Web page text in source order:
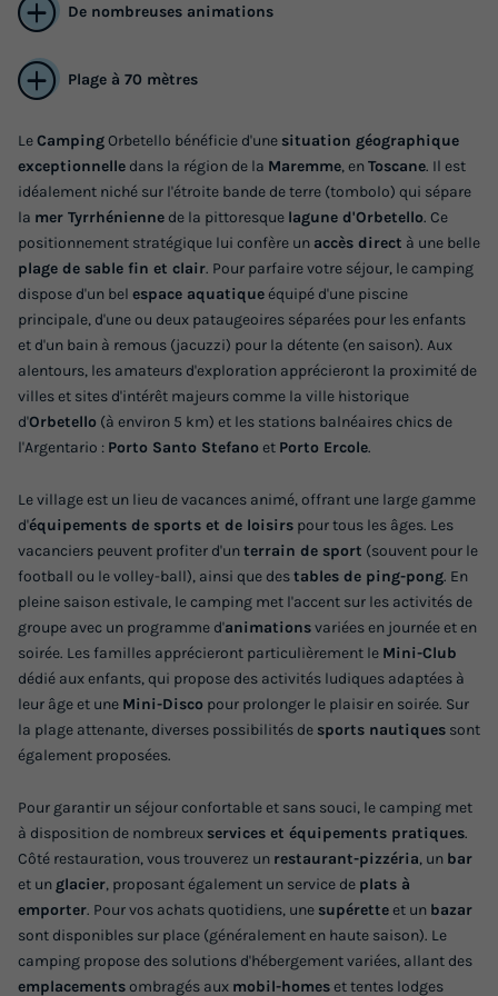
MOBILHOME 4 personnes - Lodge Superior
Plus
Annulation gratuite
Surface
30m²
Adultes
4
Chambres
2
Salle de bain
Terrasse couverte Cafetière Réfrigérateur Salon de jardin
Micro-ondes
MOBILHOME 4 personnes - Lodge Superior Plus
du 13/09/2026 au
Meilleur prix pour 7 nuits
Modifier les dates
690 €
Voir les logements
MOBILHOME 4 personnes - Lodge Deluxe
Annulation gratuite
Surface Adultes Chambres Salle de bain
De nombreuses animations
Plage à 70 mètres
LeCampingOrbetello bénéficie d'une situation géographique
exceptionnelle dans la région de la Maremme, enToscane. Il est
idéalement niché sur l'étroite bande de terre (tombolo) qui sépare
la mer Tyrrhénienne de la pittoresque lagune d'Orbetello. Ce
positionnement stratégique lui confère un accès direct à une belle
plage de sable fin et clair. Pour parfaire votre séjour, le camping
dispose d'un bel espace aquatiqueéquipé d'une piscine
principale, d'une ou deux pataugeoires séparées pour les enfants
et d'un bain à remous (jacuzzi) pour la détente (en saison). Aux
alentours, les amateurs d'exploration apprécieront la proximité de
villes et sites d'intérêt majeurs comme la ville historique
d'Orbetello (à environ 5 km) et les stations balnéaires chics de
l'Argentario : Porto Santo Stefanoet Porto Ercole.
Le village est un lieu de vacances animé, offrant une large gamme
d'équipements de sports et de loisirs pour tous les âges. Les
vacanciers peuvent profiter d'unterrain de sport (souvent pour le
football ou le volley-ball), ainsi que destables de ping-pong. En
pleine saison estivale, le camping met l'accent sur les activités de
groupe avec un programme d'animationsvariées en journée et en
soirée. Les familles apprécieront particulièrement le Mini-Club
dédié aux enfants, qui propose des activités ludiques adaptées à
leur âge et une Mini-Disco pour prolonger le plaisir en soirée. Sur
la plage attenante, diverses possibilités de sports nautiques sont
également proposées.
Pour garantir un séjour confortable et sans souci, le camping met
à disposition de nombreux services et équipements pratiques.
Côté restauration, vous trouverez un restaurant-pizzéria, un bar
et un glacier, proposant également un service de plats à
emporter. Pour vos achats quotidiens, une supéretteet un bazar
sont disponibles sur place (généralement en haute saison). Le
camping propose des solutions d'hébergement variées, allant des
emplacementsombragés aux mobil-homeset tentes lodges